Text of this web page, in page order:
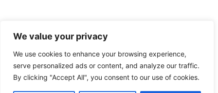
We value your privacy
We use cookies to enhance your browsing experience,
serve personalized ads or content, and analyze our traffic.
By clicking "Accept All", you consent to our use of cookies.